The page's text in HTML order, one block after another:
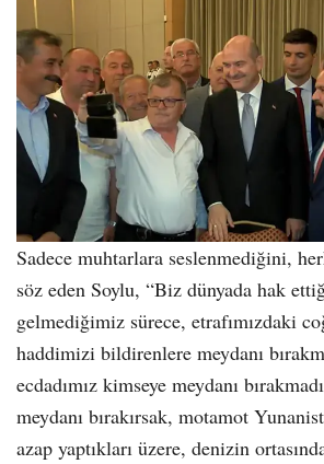
Sadece muhtarlara seslenmediğini,
söz eden Soylu, “Biz dünyada hak
gelmediğimiz sürece, etrafımızdaki
haddimizi bildirenlere meydanı
ecdadımız kimseye meydanı
meydanı bırakırsak, motamot
azap yaptıkları üzere, denizin